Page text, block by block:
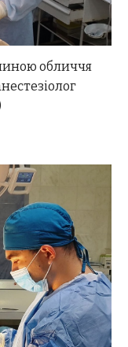
обличчя